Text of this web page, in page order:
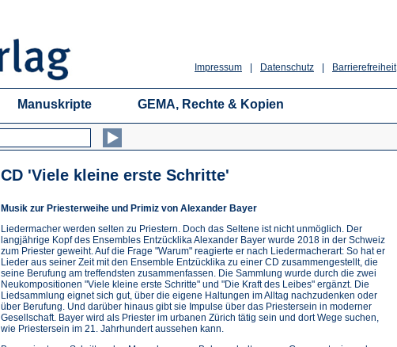
Barrierefreiheit
Datenschutz
Impressum
Manuskripte GEMA, Rechte & Kopien
CD 'Viele kleine erste Schritte'
Musik zur Priesterweihe und Primiz von Alexander Bayer
Liedermacher werden selten zu Priestern. Doch das Seltene ist nicht unmöglich. Der
langjährige Kopf des Ensembles Entzücklika Alexander Bayer wurde 2018 in der Schweiz
zum Priester geweiht. Auf die Frage "Warum" reagierte er nach Liedermacherart: So hat er
Lieder aus seiner Zeit mit den Ensemble Entzücklika zu einer CD zusammengestellt, die
seine Berufung am treffendsten zusammenfassen. Die Sammlung wurde durch die zwei
Neukompositionen "Viele kleine erste Schritte" und "Die Kraft des Leibes" ergänzt. Die
Liedsammlung eignet sich gut, über die eigene Haltungen im Alltag nachzudenken oder
über Berufung. Und darüber hinaus gibt sie Impulse über das Priestersein in moderner
Gesellschaft. Bayer wird als Priester im urbanen Zürich tätig sein und dort Wege suchen,
wie Priestersein im 21. Jahrhundert aussehen kann.